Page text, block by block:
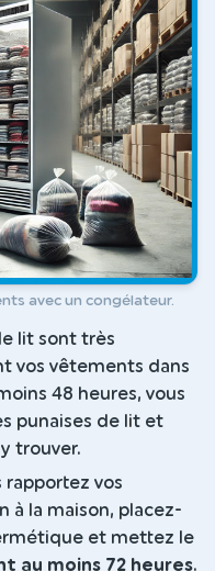
avec un congélateur.
lit sont très
vos vêtements dans
48 heures, vous
punaises de lit et
trouver.
rapportez vos
à la maison, placez-
et mettez le
au moins 72 heures.